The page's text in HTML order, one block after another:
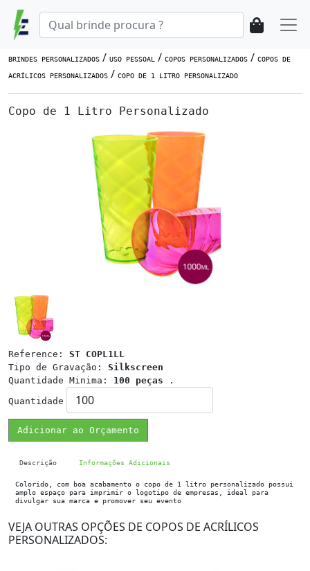
BRINDES PERSONALIZADOS / USO PESSOAL / COPOS PERSONALIZADOS / COPOS DE
ACRÍLICOS PERSONALIZADOS / COPO DE 1 LITRO PERSONALIZADO
Copo de 1 Litro Personalizado
Reference: ST COPL1LL
Tipo de Gravação: Silkscreen
Quantidade Minima: 100 peças .
Quantidade
Adicionar ao Orçamento
Descrição Informações Adicionais
Colorido, com boa acabamento o copo de 1 litro personalizado possui
amplo espaço para imprimir o logotipo de empresas, ideal para
divulgar sua marca e promover seu evento
VEJA OUTRAS OPÇÕES DE COPOS DE ACRÍLICOS
PERSONALIZADOS: